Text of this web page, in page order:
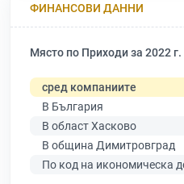
ФИНАНСОВИ ДАННИ
Място по Приходи за 2022 г.
сред компаниите
В България
В област Хасково
В община Димитровград
По код на икономическа